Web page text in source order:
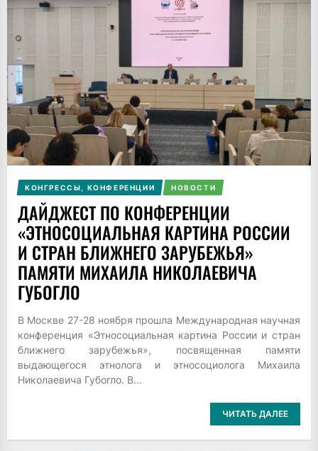
КОНГРЕССЫ, КОНФЕРЕНЦИИ НОВОСТИ
ДАЙДЖЕСТ ПО КОНФЕРЕНЦИИ
«ЭТНОСОЦИАЛЬНАЯ КАРТИНА РОССИИ
И СТРАН БЛИЖНЕГО ЗАРУБЕЖЬЯ»
ПАМЯТИ МИХАИЛА НИКОЛАЕВИЧА
ГУБОГЛО
В Москве 27-28 ноября прошла Международная научная
конференция «Этносоциальная картина России и стран
ближнего зарубежья», посвященная памяти
выдающегося этнолога и этносоциолога Михаила
Николаевича Губогло. В...
ЧИТАТЬ ДАЛЕЕ